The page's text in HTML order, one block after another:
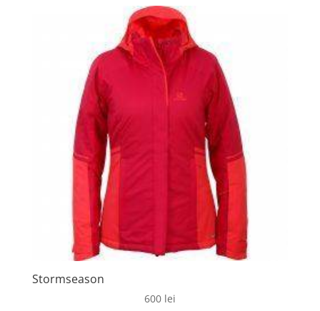
Stormseason
600 lei